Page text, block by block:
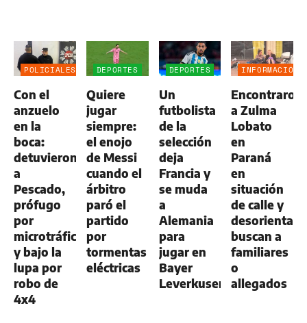
POLICIALES
Con el
anzuelo
en la
boca:
detuvieron
a
Pescado,
prófugo
por
microtráfico
y bajo la
lupa por
robo de
4x4
DEPORTES
Quiere
jugar
siempre:
el enojo
de Messi
cuando el
árbitro
paró el
partido
por
tormentas
eléctricas
DEPORTES
Un
futbolista
de la
selección
deja
Francia y
se muda
a
Alemania
para
jugar en
Bayer
Leverkusen
INFORMACIÓN
Encontraron
a Zulma
Lobato
en
Paraná
en
situación
de calle y
buscan a
familiares
o
allegados